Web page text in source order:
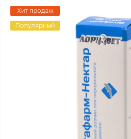
Хит продаж
Популярный